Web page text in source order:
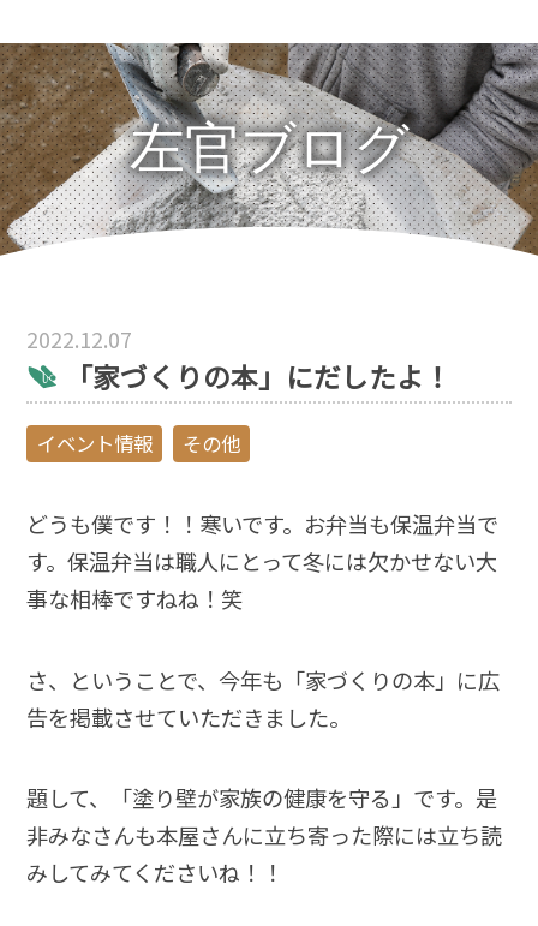
左官ブログ
2022.12.07
「家づくりの本」にだしたよ！
イベント情報 その他
どうも僕です！！寒いです。お弁当も保温弁当で
す。保温弁当は職人にとって冬には欠かせない大
事な相棒ですねね！笑
さ、ということで、今年も「家づくりの本」に広
告を掲載させていただきました。
題して、「塗り壁が家族の健康を守る」です。是
非みなさんも本屋さんに立ち寄った際には立ち読
みしてみてくださいね！！